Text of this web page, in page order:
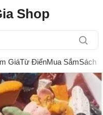
Shop
GiáTừ ĐiểnMua SắmSách